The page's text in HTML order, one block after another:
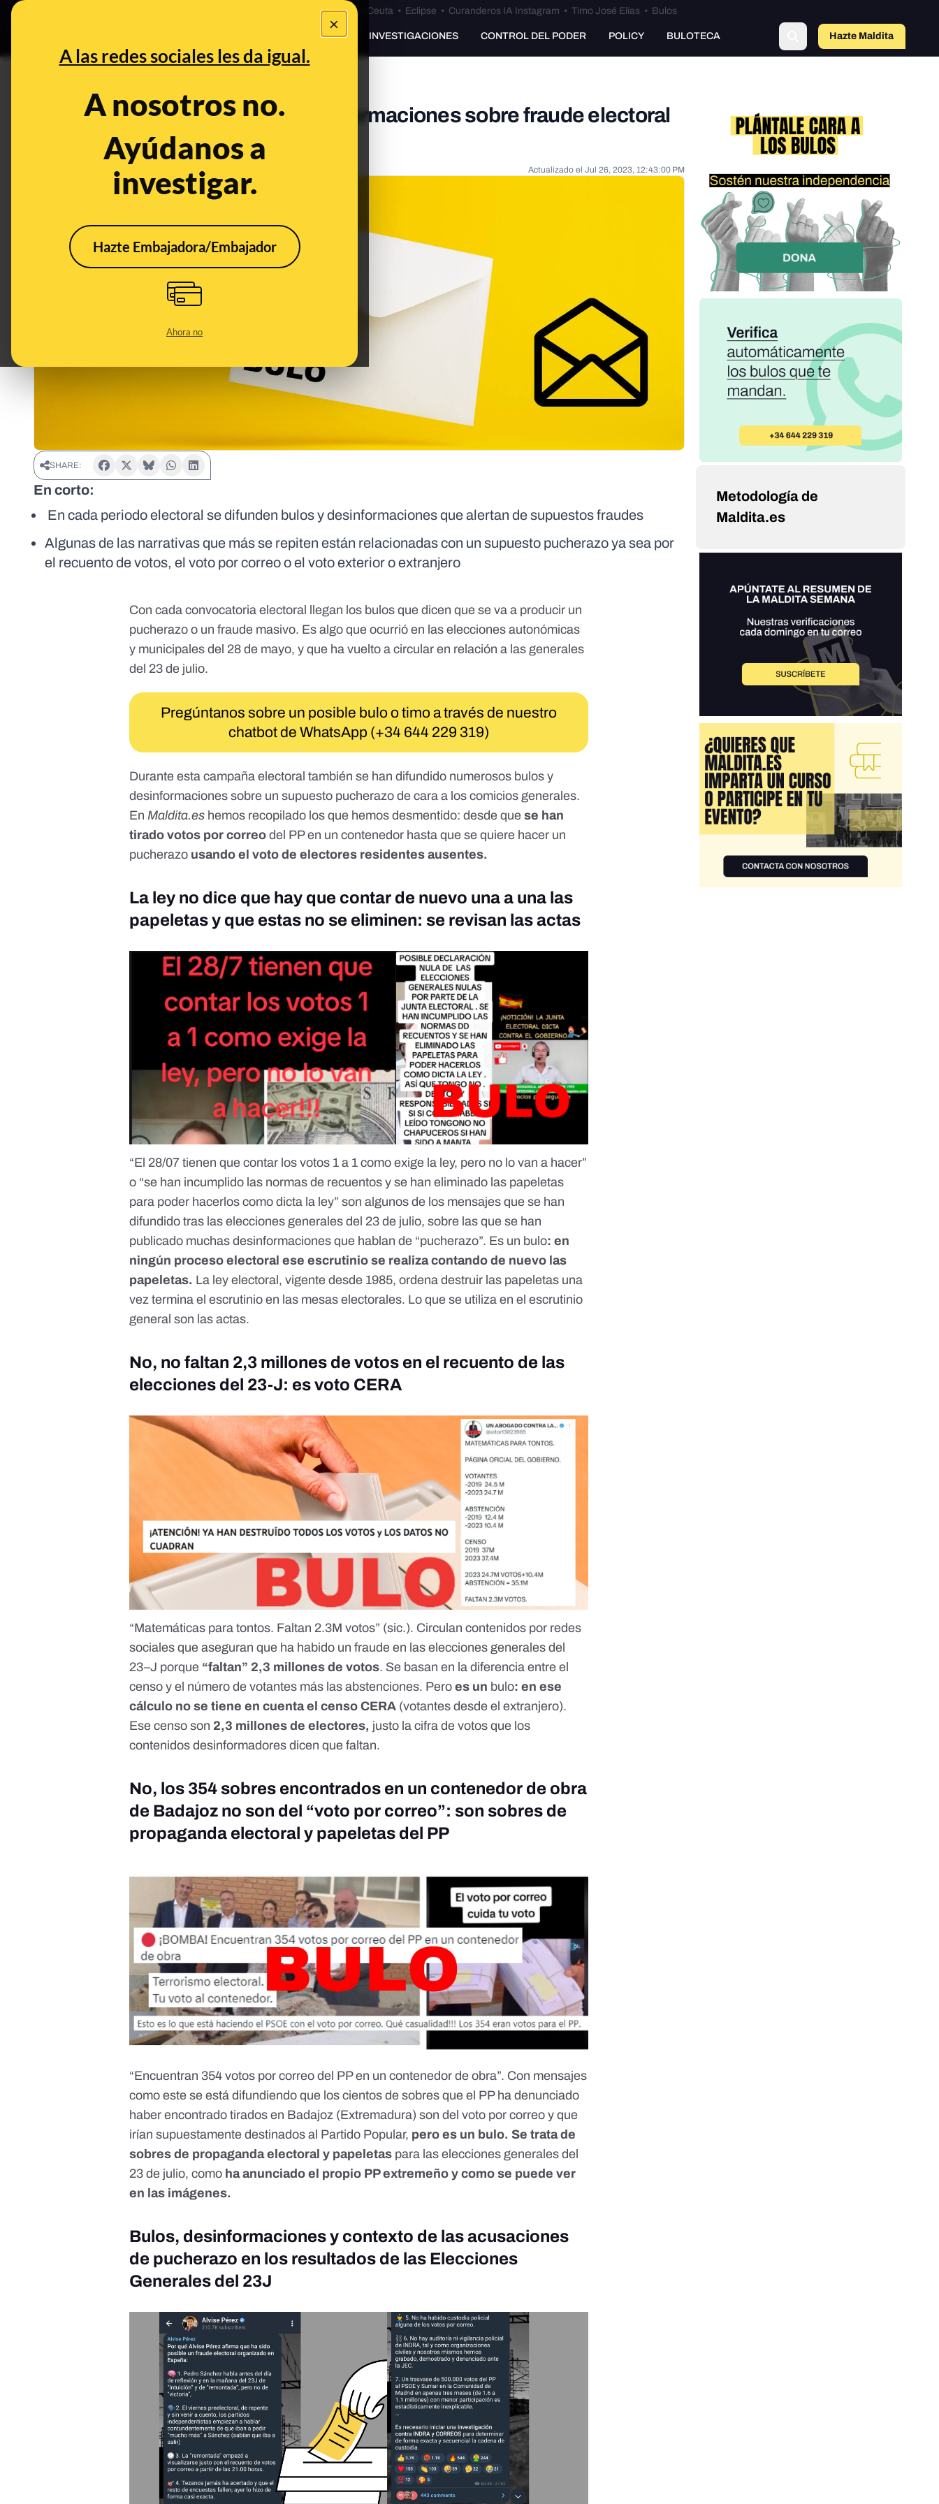
×
A las redes sociales les da igual.
A nosotros no.
Ayúdanos a
investigar.
Hazte Embajadora/Embajador
Ahora no
Especial Ceuta•Bulos Ceuta • Eclipse • Curanderos IA Instagram • Timo José Elías • Bulos
PREBUNKING INVESTIGACIONES CONTROL DEL PODER POLICY BULOTECA Hazte Maldito
"Es un pucherazo": bulos y desinformaciones sobre fraude electoral
en las elecciones del 23-J
Jul 17, 2023, 2:36:09 PM Actualizado el Jul 26, 2023, 12:43:00 PM
SHARE:
En corto:
En cada periodo electoral se difunden bulos y desinformaciones que alertan de supuestos fraudes
Algunas de las narrativas que más se repiten están relacionadas con un supuesto pucherazo ya sea por
el recuento de votos, el voto por correo o el voto exterior o extranjero
Con cada convocatoria electoral llegan los bulos que dicen que se va a producir un
pucherazo o un fraude masivo. Es algo que ocurrió en laselecciones autonómicas
y municipales del 28 de mayo, y que ha vuelto a circular en relación a lasgenerales
del 23 de julio.
Pregúntanos sobre un posible bulo o timo a través de nuestro
chatbot de WhatsApp (+34 644 229 319)
Durante esta campaña electoral también se han difundido numerosos bulos y
desinformaciones sobre un supuesto pucherazo de cara a los comicios generales.
EnMaldita.es hemos recopilado los que hemos desmentido: desde que se han
tirado votos por correo del PP en un contenedor hasta que se quiere hacer un
pucherazo usando el voto de electores residentes ausentes.
La ley no dice que hay que contar de nuevo una a una las
papeletas y que estas no se eliminen: se revisan las actas
“El 28/07 tienen que contar los votos 1 a 1 como exige la ley, pero no lo van a hacer”
o “se han incumplido las normas de recuentos y se han eliminado las papeletas
para poder hacerlos como dicta la ley” son algunos de los mensajes que se han
difundido tras las elecciones generales del 23 de julio, sobre las que se han
publicado muchas desinformaciones que hablan de “pucherazo”. Es un bulo: en
ningún proceso electoral ese escrutinio se realiza contando de nuevo las
papeletas. La ley electoral, vigente desde 1985,ordena destruir las papeletas una
vez termina el escrutinio en las mesas electorales. Lo que se utiliza en el escrutinio
general son las actas.
No, no faltan 2,3 millones de votos en el recuento de las
elecciones del 23-J: es voto CERA
“Matemáticas para tontos. Faltan 2.3M votos” (sic.). Circulan contenidos por redes
sociales que aseguran que ha habido un fraude en las elecciones generales del
23–J porque “faltan” 2,3 millones de votos. Se basan en la diferencia entre el
censo y el número de votantes más las abstenciones. Peroes un bulo: en ese
cálculo no se tiene en cuenta el censo CERA (votantes desde el extranjero).
Ese censo son 2,3 millones de electores, justo la cifra de votos que los
contenidos desinformadores dicen que faltan.
No, los 354 sobres encontrados en un contenedor de obra
de Badajoz no son del “voto por correo”: son sobres de
propaganda electoral y papeletas del PP
“Encuentran 354 votos por correo del PP en un contenedor de obra”. Con mensajes
como este se está difundiendo que los cientos de sobres queel PP ha denunciado
haber encontrado tirados en Badajoz (Extremadura) son del voto por correo y que
irían supuestamente destinados al Partido Popular, peroes un bulo. Se trata de
sobres de propaganda electoral y papeletas para las elecciones generales del
23 de julio, como ha anunciado el propio PP extremeño y como se puede ver
en las imágenes.
Bulos, desinformaciones y contexto de las acusaciones
de pucherazo en los resultados de las Elecciones
Generales del 23J
Metodología de
Maldita.es